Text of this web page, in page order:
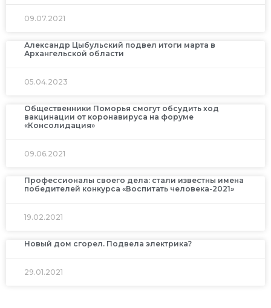
09.07.2021
Александр Цыбульский подвел итоги марта в
Архангельской области
05.04.2023
Общественники Поморья смогут обсудить ход
вакцинации от коронавируса на форуме
«Консолидация»
09.06.2021
Профессионалы своего дела: стали известны имена
победителей конкурса «Воспитать человека-2021»
19.02.2021
Новый дом сгорел. Подвела электрика?
29.01.2021